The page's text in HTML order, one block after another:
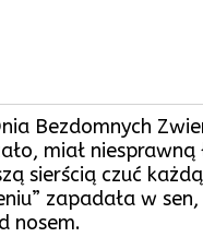
Bezdomnych
miał
sierścią czuć
zapadała w
nosem.